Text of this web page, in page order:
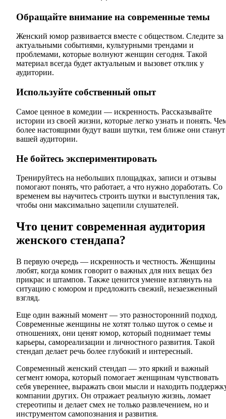
Обращайте внимание на современные темы
Женский юмор развивается вместе с обществом. Следите за
актуальными событиями, культурными трендами и
проблемами, которые волнуют женщин сегодня. Такой
материал всегда будет актуальным и вызовет отклик у
аудитории.
Используйте собственный опыт
Самое ценное в комедии — искренность. Рассказывайте
истории из своей жизни, которые легко узнать и понять.
более настоящими будут ваши шутки, тем ближе они станут
вашей аудитории.
Не бойтесь экспериментировать
Тренируйтесь на небольших площадках, записи и отзывы
помогают понять, что работает, а что нужно доработать. Со
временем вы научитесь строить шутки и выступления так,
чтобы они максимально зацепили слушателей.
Что ценит современная аудитория
женского стендапа?
В первую очередь — искренность и честность. Женщины
любят, когда комик говорит о важных для них вещах без
прикрас и штампов. Также ценится умение взглянуть на
ситуацию с юмором и предложить свежий, незаезженный
взгляд.
Еще один важный момент — это разносторонний подход.
Современные женщины не хотят только шуток о семье и
отношениях, они ценят юмор, который поднимает темы
карьеры, самореализации и личностного развития. Такой
стендап делает речь более глубокий и интересный.
Современный женский стендап — это яркий и важный
сегмент юмора, который помогает женщинам чувствовать
себя увереннее, выражать свои мысли и находить
компании других. Он отражает реальную жизнь, ломает
стереотипы и делает смех не только развлечением, но и
инструментом самопознания и развития.